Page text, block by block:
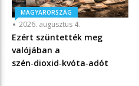
MAGYARORSZÁG
2026. augusztus 4.
Ezért szüntették meg
valójában a
szén‑dioxid‑kvóta‑adót